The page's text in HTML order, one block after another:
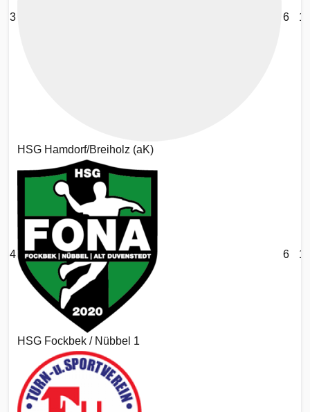
3
HSG Hamdorf/Breiholz (aK)
6
4
HSG Fockbek / Nübbel 1
6